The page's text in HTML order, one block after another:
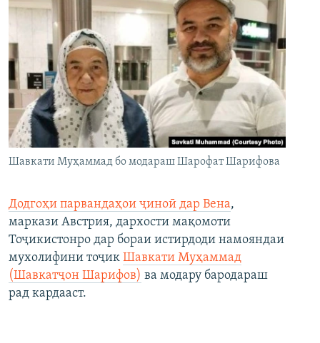
Шавкати Муҳаммад бо модараш Шарофат Шарифова
Додгоҳи парвандаҳои ҷиноӣ дар Вена,
маркази Австрия, дархости мақомоти
Тоҷикистонро дар бораи истирдоди намояндаи
мухолифини тоҷик Шавкати Муҳаммад
(Шавкатҷон Шарифов) ва модару бародараш
рад кардааст.